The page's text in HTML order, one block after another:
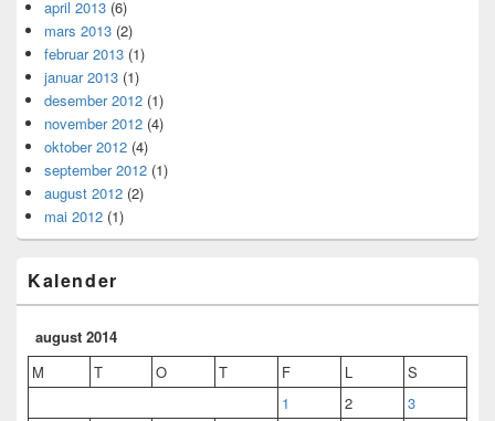
april 2013 (6)
mars 2013 (2)
februar 2013 (1)
januar 2013 (1)
desember 2012 (1)
november 2012 (4)
oktober 2012 (4)
september 2012 (1)
august 2012 (2)
mai 2012 (1)
Kalender
august 2014
M
T O T F L
S
1
2
3